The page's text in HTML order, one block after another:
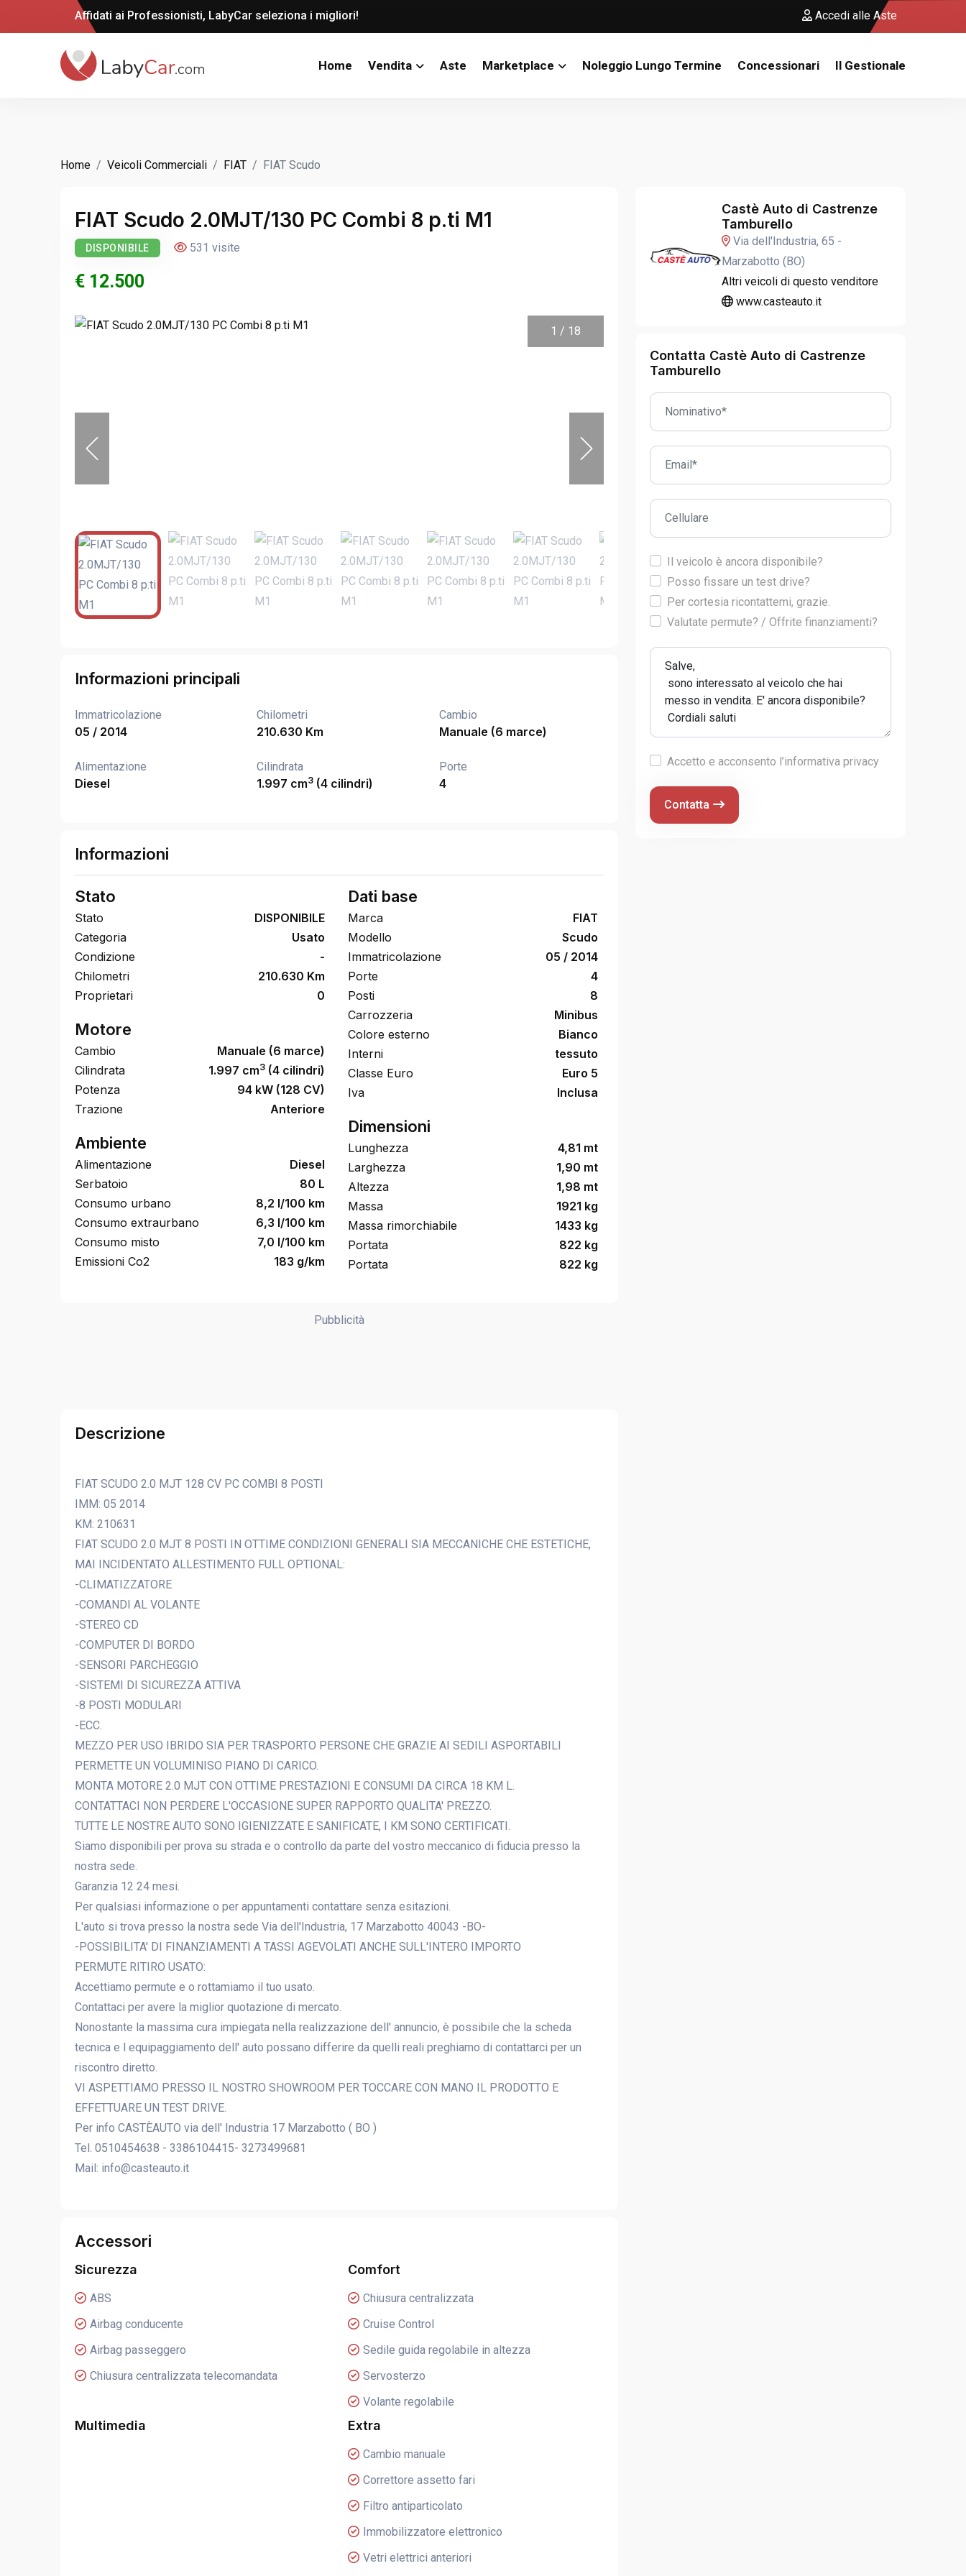
Affidati ai Professionisti, LabyCar seleziona i migliori! Accedi alle Aste
Home Vendita Aste Marketplace Noleggio Lungo Termine Concessionari Il Gestionale
Home Veicoli Commerciali FIAT FIAT Scudo
FIAT Scudo 2.0MJT/130 PC Combi 8 p.ti M1
DISPONIBILE 531 visite
€ 12.500
1 / 18
Informazioni principali
Immatricolazione
05 / 2014
Chilometri
210.630 Km
Cambio
Manuale (6 marce)
Alimentazione
Diesel
Cilindrata
1.997 cm3 (4 cilindri)
Porte
4
Informazioni
Stato
Stato
DISPONIBILE
Categoria
Usato
Condizione
-
Chilometri
210.630 Km
Proprietari
0
Motore
Cambio
Manuale (6 marce)
Cilindrata
1.997 cm3 (4 cilindri)
Potenza
94 kW (128 CV)
Trazione
Anteriore
Ambiente
Alimentazione
Diesel
Serbatoio
80 L
Consumo urbano
8,2 l/100 km
Consumo extraurbano
6,3 l/100 km
Consumo misto
7,0 l/100 km
Emissioni Co2
183 g/km
Dati base
Marca
FIAT
Modello
Scudo
Immatricolazione
05 / 2014
Porte
4
Posti
8
Carrozzeria
Minibus
Colore esterno
Bianco
Interni
tessuto
Classe Euro
Euro 5
Iva
Inclusa
Dimensioni
Lunghezza
4,81 mt
Larghezza
1,90 mt
Altezza
1,98 mt
Massa
1921 kg
Massa rimorchiabile
1433 kg
Portata
822 kg
Portata
822 kg
Pubblicità
Descrizione
FIAT SCUDO 2.0 MJT 128 CV PC COMBI 8 POSTI
IMM: 05 2014
KM: 210631
FIAT SCUDO 2.0 MJT 8 POSTI IN OTTIME CONDIZIONI GENERALI SIA MECCANICHE CHE ESTETICHE,
MAI INCIDENTATO ALLESTIMENTO FULL OPTIONAL:
-CLIMATIZZATORE
-COMANDI AL VOLANTE
-STEREO CD
-COMPUTER DI BORDO
-SENSORI PARCHEGGIO
-SISTEMI DI SICUREZZA ATTIVA
-8 POSTI MODULARI
-ECC.
MEZZO PER USO IBRIDO SIA PER TRASPORTO PERSONE CHE GRAZIE AI SEDILI ASPORTABILI
PERMETTE UN VOLUMINISO PIANO DI CARICO.
MONTA MOTORE 2.0 MJT CON OTTIME PRESTAZIONI E CONSUMI DA CIRCA 18 KM L.
CONTATTACI NON PERDERE L'OCCASIONE SUPER RAPPORTO QUALITA' PREZZO.
TUTTE LE NOSTRE AUTO SONO IGIENIZZATE E SANIFICATE, I KM SONO CERTIFICATI.
Siamo disponibili per prova su strada e o controllo da parte del vostro meccanico di fiducia presso la
nostra sede.
Garanzia 12 24 mesi.
Per qualsiasi informazione o per appuntamenti contattare senza esitazioni.
L'auto si trova presso la nostra sede Via dell'Industria, 17 Marzabotto 40043 -BO-
-POSSIBILITA' DI FINANZIAMENTI A TASSI AGEVOLATI ANCHE SULL'INTERO IMPORTO
PERMUTE RITIRO USATO:
Accettiamo permute e o rottamiamo il tuo usato.
Contattaci per avere la miglior quotazione di mercato.
Nonostante la massima cura impiegata nella realizzazione dell' annuncio, è possibile che la scheda
tecnica e l equipaggiamento dell' auto possano differire da quelli reali preghiamo di contattarci per un
riscontro diretto.
VI ASPETTIAMO PRESSO IL NOSTRO SHOWROOM PER TOCCARE CON MANO IL PRODOTTO E
EFFETTUARE UN TEST DRIVE.
Per info CASTÈAUTO via dell' Industria 17 Marzabotto ( BO )
Tel. 0510454638 - 3386104415- 3273499681
Mail: info@casteauto.it
Accessori
Sicurezza
ABS
Airbag conducente
Airbag passeggero
Chiusura centralizzata telecomandata
Comfort
Chiusura centralizzata
Cruise Control
Sedile guida regolabile in altezza
Servosterzo
Volante regolabile
Multimedia Extra
Cambio manuale
Correttore assetto fari
Filtro antiparticolato
Immobilizzatore elettronico
Vetri elettrici anteriori
Castè Auto di Castrenze
Tamburello
Via dell'Industria, 65 -
Marzabotto (BO)
Altri veicoli di questo venditore
www.casteauto.it
Contatta Castè Auto di Castrenze
Tamburello
Il veicolo è ancora disponibile?
Posso fissare un test drive?
Per cortesia ricontattemi, grazie.
Valutate permute? / Offrite finanziamenti?
Accetto e acconsento l’informativa privacy
Contatta